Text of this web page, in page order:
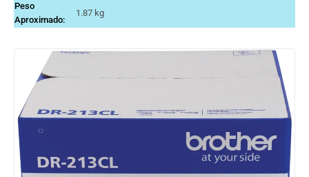
Peso
Aproximado:
1.87 kg